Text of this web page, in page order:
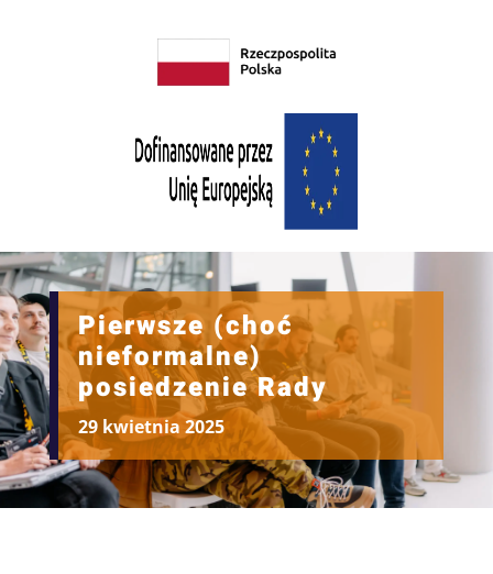
Pierwsze (choć
nieformalne)
posiedzenie Rady
29 kwietnia 2025